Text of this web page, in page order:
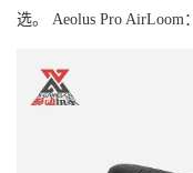
选。
Aeolus Pro AirLoom